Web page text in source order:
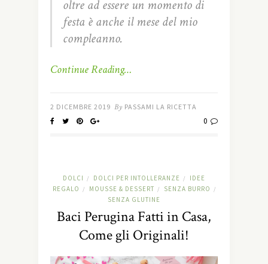
oltre ad essere un momento di
festa è anche il mese del mio
compleanno.
Continue Reading…
2 DICEMBRE 2019 By PASSAMI LA RICETTA
0
DOLCI / DOLCI PER INTOLLERANZE /
IDEE
REGALO
/ MOUSSE & DESSERT / SENZA BURRO /
SENZA GLUTINE
Baci Perugina Fatti in Casa,
Come gli Originali!